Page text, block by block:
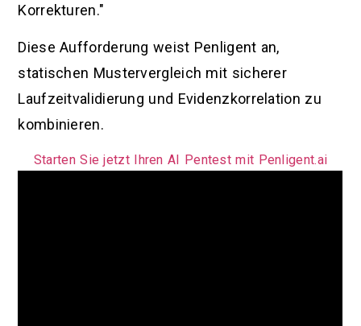
Korrekturen."
Diese Aufforderung weist Penligent an,
statischen Mustervergleich mit sicherer
Laufzeitvalidierung und Evidenzkorrelation zu
kombinieren.
Starten Sie jetzt Ihren AI Pentest mit Penligent.ai